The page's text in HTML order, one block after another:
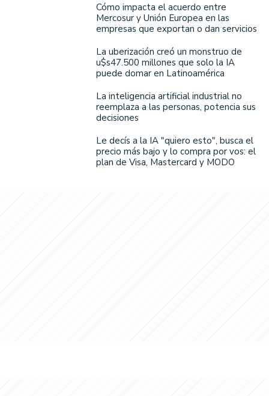
Cómo impacta el acuerdo entre
Mercosur y Unión Europea en las
empresas que exportan o dan servicios
La uberización creó un monstruo de
u$s47.500 millones que solo la IA
puede domar en Latinoamérica
La inteligencia artificial industrial no
reemplaza a las personas, potencia sus
decisiones
Le decís a la IA "quiero esto", busca el
precio más bajo y lo compra por vos: el
plan de Visa, Mastercard y MODO